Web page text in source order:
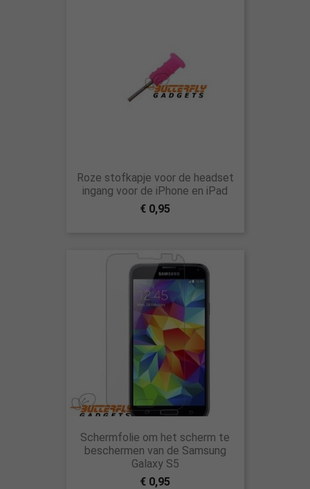
Roze stofkapje voor de headset
ingang voor de iPhone en iPad
€ 0,95
Schermfolie om het scherm te
beschermen van de Samsung
Galaxy S5
€ 0,95